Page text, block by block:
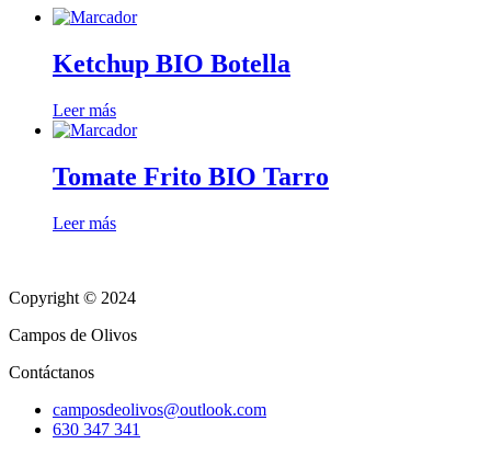
Ketchup BIO Botella
Leer más
Tomate Frito BIO Tarro
Leer más
Copyright © 2024
Campos de Olivos
Contáctanos
camposdeolivos@outlook.com
630 347 341